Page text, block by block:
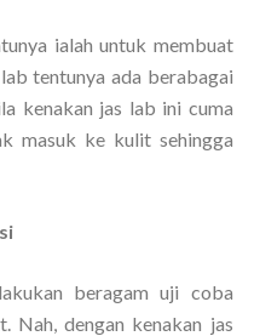
ialah untuk membuat
tentunya ada berabagai
kenakan jas lab ini cuma
masuk ke kulit sehingga
beragam uji coba
Nah, dengan kenakan jas